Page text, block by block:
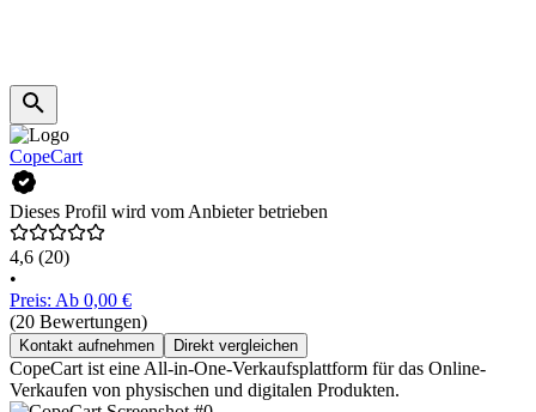
CopeCart
Dieses Profil wird vom Anbieter betrieben
4,6 (20)
•
Preis: Ab 0,00 €
(20 Bewertungen)
Kontakt aufnehmen Direkt vergleichen
CopeCart ist eine All-in-One-Verkaufsplattform für das Online-
Verkaufen von physischen und digitalen Produkten.